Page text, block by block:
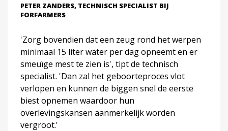
PETER ZANDERS, TECHNISCH SPECIALIST BIJ
FORFARMERS
'Zorg bovendien dat een zeug rond het werpen
minimaal 15 liter water per dag opneemt en er
smeuïge mest te zien is', tipt de technisch
specialist. 'Dan zal het geboorteproces vlot
verlopen en kunnen de biggen snel de eerste
biest opnemen waardoor hun
overlevingskansen aanmerkelijk worden
vergroot.'